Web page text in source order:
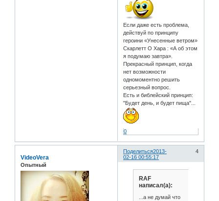
Если даже есть проблема,
действуй по принципу
героини «Унесенные ветром»
Скарлетт О Хара : «А об этом
я подумаю завтра».
Прекрасный принцип, когда
нет возможности
одномоментно решить
серьезный вопрос.
Есть и библейский принцип:
"Будет день, и будет пища"...
0
Поделиться 4
2013-
02-16 00:55:17
VideoVera
Опытный
RAF
написал(а):
...а не думай что